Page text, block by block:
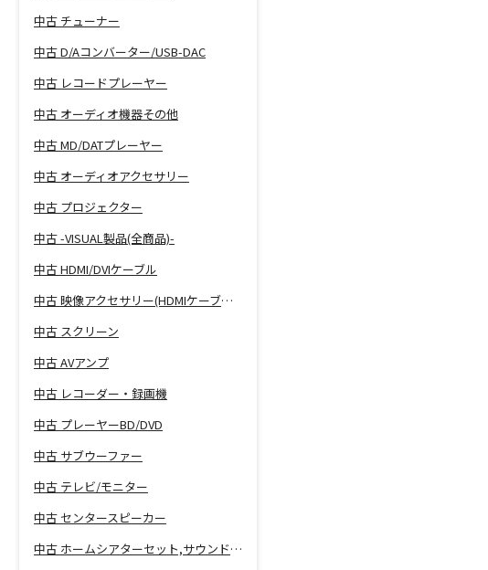
中古 チューナー
中古 D/Aコンバーター/USB-DAC
中古 レコードプレーヤー
中古 オーディオ機器その他
中古 MD/DATプレーヤー
中古 オーディオアクセサリー
中古 プロジェクター
中古 -VISUAL製品(全商品)-
中古 HDMI/DVIケーブル
中古 映像アクセサリー(HDMIケーブル等)
中古 スクリーン
中古 AVアンプ
中古 レコーダー・録画機
中古 プレーヤーBD/DVD
中古 サブウーファー
中古 テレビ/モニター
中古 センタースピーカー
中古 ホームシアターセット,サウンドバー